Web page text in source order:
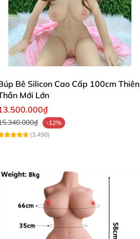
Bê Silicon Cao Cấp 100cm Thiên
Mới Lớn
-12%
(3,498)